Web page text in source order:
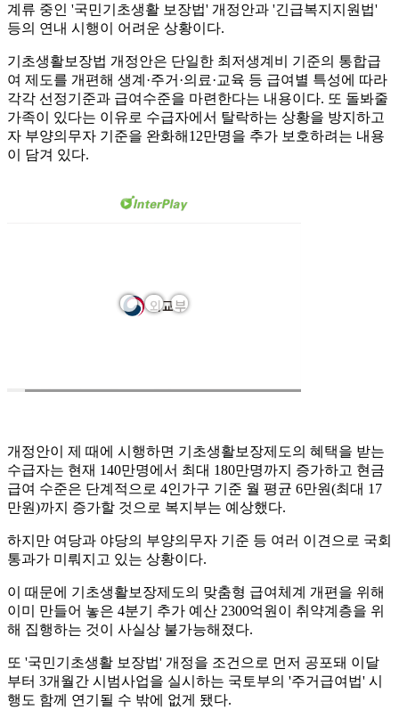
계류 중인 '국민기초생활 보장법' 개정안과 '긴급복지지원법'
등의 연내 시행이 어려운 상황이다.
기초생활보장법 개정안은 단일한 최저생계비 기준의 통합급
여 제도를 개편해 생계·주거·의료·교육 등 급여별 특성에 따라
각각 선정기준과 급여수준을 마련한다는 내용이다. 또 돌봐줄
가족이 있다는 이유로 수급자에서 탈락하는 상황을 방지하고
자 부양의무자 기준을 완화해12만명을 추가 보호하려는 내용
이 담겨 있다.
개정안이 제 때에 시행하면 기초생활보장제도의 혜택을 받는
수급자는 현재 140만명에서 최대 180만명까지 증가하고 현금
급여 수준은 단계적으로 4인가구 기준 월 평균 6만원(최대 17
만원)까지 증가할 것으로 복지부는 예상했다.
하지만 여당과 야당의 부양의무자 기준 등 여러 이견으로 국회
통과가 미뤄지고 있는 상황이다.
이 때문에 기초생활보장제도의 맞춤형 급여체계 개편을 위해
이미 만들어 놓은 4분기 추가 예산 2300억원이 취약계층을 위
해 집행하는 것이 사실상 불가능해졌다.
또 '국민기초생활 보장법' 개정을 조건으로 먼저 공포돼 이달
부터 3개월간 시범사업을 실시하는 국토부의 '주거급여법' 시
행도 함께 연기될 수 밖에 없게 됐다.